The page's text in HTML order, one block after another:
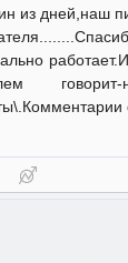
из дней,наш